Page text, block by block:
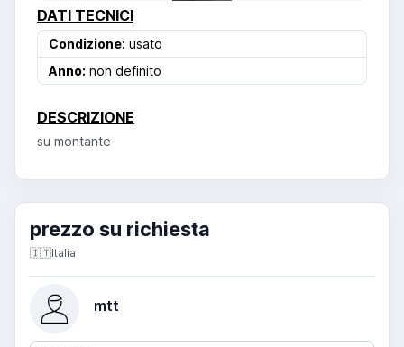
DATI TECNICI
Condizione: usato
Anno: non definito
DESCRIZIONE
su montante
prezzo su richiesta
🇮🇹Italia
mtt